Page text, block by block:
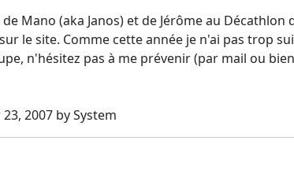
Mano (aka Janos) et de Jérôme au Décathlon
le site. Comme cette année je n'ai pas trop
n'hésitez pas à me prévenir (par mail ou bien
2007 by System